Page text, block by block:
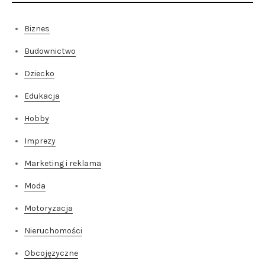
Biznes
Budownictwo
Dziecko
Edukacja
Hobby
Imprezy
Marketing i reklama
Moda
Motoryzacja
Nieruchomości
Obcojęzyczne